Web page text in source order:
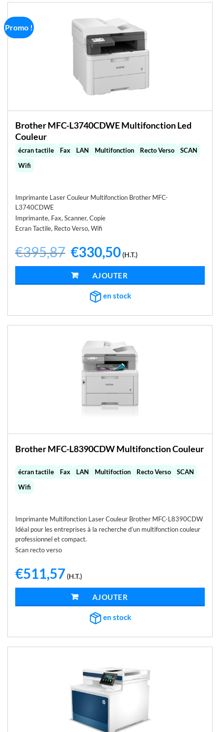
Promo !
Brother MFC-L3740CDWE Multifonction Led
Couleur
écran tactile Fax LAN Multifonction Recto Verso
SCAN
Wifi
Imprimante Laser Couleur Multifonction Brother MFC-
L3740CDWE
Imprimante, Fax, Scanner, Copie
Ecran Tactile, Recto Verso, Wifi
€395,87 Le
prix
initial
était :
€395,87.
€330,50Le
prix
actuel
est :
€330,50.
(H.T.)
AJOUTER AU PANIER
en stock
Brother MFC-L8390CDW Multifonction Couleur
écran tactile Fax LAN Multifoction Recto Verso
SCAN
Wifi
Imprimante Multifonction Laser Couleur Brother MFC-L8390CDW
Idéal pour les entreprises à la recherche d’un multifonction couleur
professionnel et compact.
Scan recto verso
€511,57(H.T.)
AJOUTER AU PANIER
en stock